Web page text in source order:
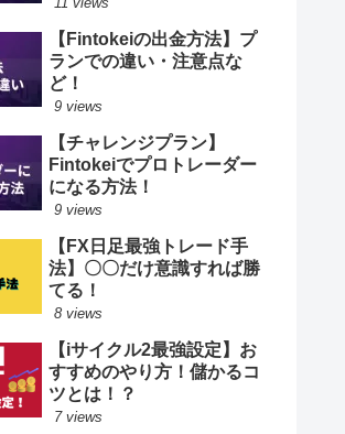
【Fintokeiの出金方法】プ
ランでの違い・注意点な
ど！
9 views
【チャレンジプラン】
Fintokeiでプロトレーダー
になる方法！
9 views
【FX日足最強トレード手
法】〇〇だけ意識すれば勝
てる！
8 views
【iサイクル2最強設定】お
すすめのやり方！儲かるコ
ツとは！？
7 views